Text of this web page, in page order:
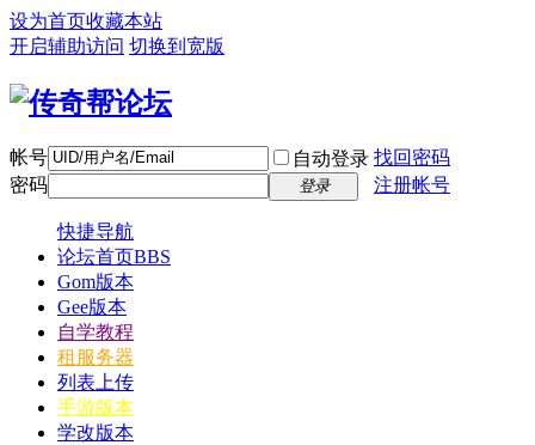
设为首页收藏本站
开启辅助访问 切换到宽版
帐号 自动登录 找回密码
密码
登录 注册帐号
快捷导航
论坛首页BBS
Gom版本
Gee版本
自学教程
租服务器
列表上传
手游版本
学改版本